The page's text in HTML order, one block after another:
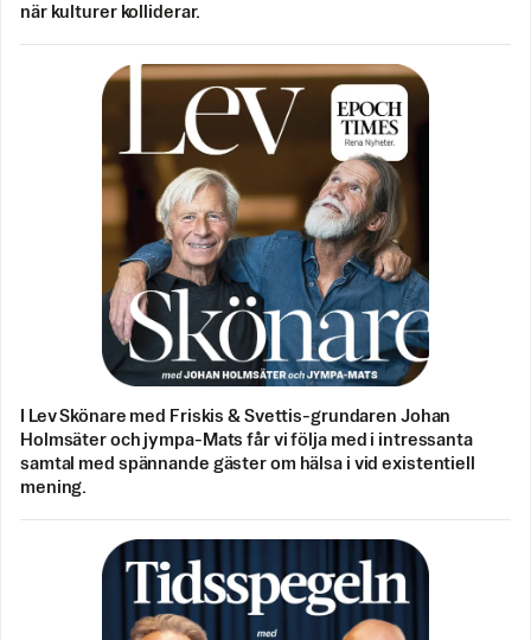
när kulturer kolliderar.
I Lev Skönare med Friskis & Svettis-grundaren Johan
Holmsäter och jympa-Mats får vi följa med i intressanta
samtal med spännande gäster om hälsa i vid existentiell
mening.